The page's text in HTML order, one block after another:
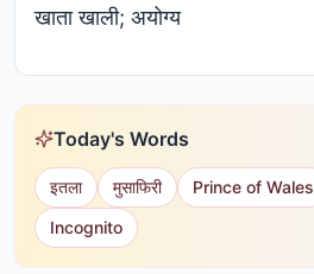
खाता खाली; अयोग्य
Today's Words
इतला मुसाफिरी Prince of Wales
Incognito